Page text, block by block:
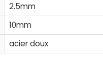
2.5mm
10mm
acier doux